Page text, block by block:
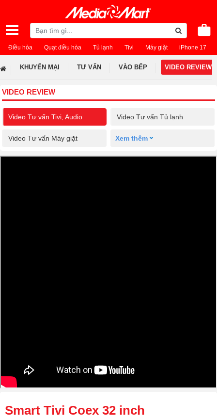
Điều hòa Quạt điều hòa Tủ lạnh Tivi Máy giặt iPhone 17
KHUYẾN MẠI TƯ VẤN VÀO BẾP VIDEO REVIEW
VIDEO REVIEW
Video Tư vấn Tivi, Audio Video Tư vấn Tủ lạnh
Video Tư vấn Máy giặt Xem thêm
Smart Tivi Coex 32 inch